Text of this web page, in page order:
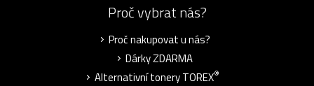
Proč vybrat nás?
Proč nakupovat u nás?
Dárky ZDARMA
Alternativní tonery TOREX®